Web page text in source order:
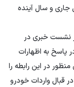
و سال آینده
نشست خبری در
پاسخ به اظهارات
در این رابطه را
قبال واردات خودرو